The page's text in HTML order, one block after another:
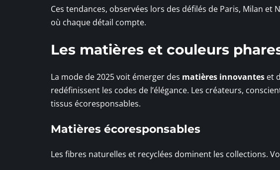
Ces tendances, observées lors des défilés de Paris, Milan
où chaque détail compte.
Les matières et couleurs
La mode de 2025 voit émerger des matières innovantes et
redéfinissent les codes de l’élégance. Les créateurs,
tissus écoresponsables.
Matières écoresponsables
Les fibres naturelles et recyclées dominent les collections.